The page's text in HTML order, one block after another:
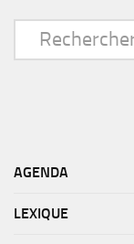
AGENDA
LEXIQUE